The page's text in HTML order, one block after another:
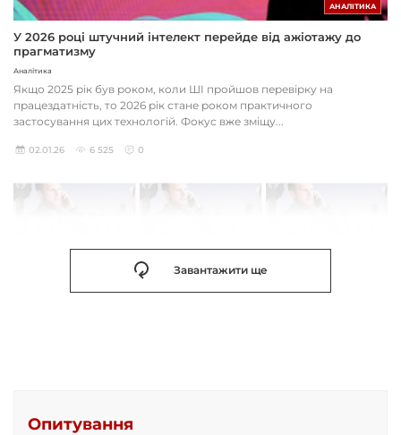
АНАЛІТИКА
У 2026 році штучний інтелект перейде від ажіотажу до
прагматизму
Аналітика
Якщо 2025 рік був роком, коли ШІ пройшов перевірку на
працездатність, то 2026 рік стане роком практичного
застосування цих технологій. Фокус вже зміщу...
02.01.26 6 525 0
Завантажити ще
Опитування